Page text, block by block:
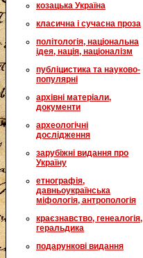
козацька Україна
класична і сучасна проза
політологія, національна
ідея, нація, націоналізм
публіцистика та науково-
популярні
архівні матеріали,
документи
археологічні
дослідження
зарубіжні видання про
Україну
етнографія,
давньоукраїнська
міфологія, антропологія
краєзнавство, генеалогія,
геральдика
подарункові видання